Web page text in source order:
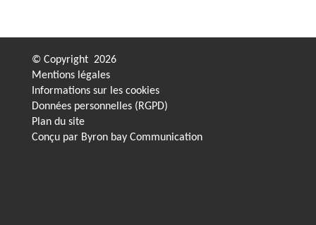
© Copyright 2026
Mentions légales
Informations sur les cookies
Données personnelles (RGPD)
Plan du site
Conçu par Byron bay Communication